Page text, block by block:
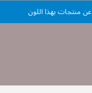
منتجات بهذا اللون